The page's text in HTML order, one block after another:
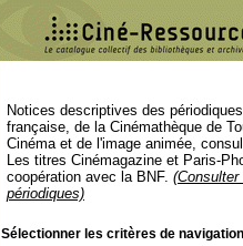
Notices descriptives des
française, de la Cinémathèque de
Cinéma et de l'image animée,
Les titres Cinémagazine et Paris-
coopération avec la BNF.
périodiques)
Sélectionner les critères de